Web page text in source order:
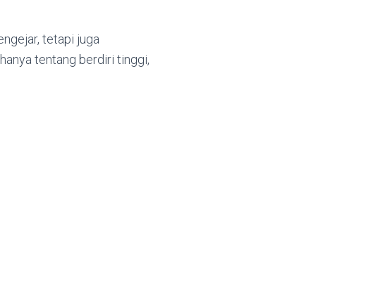
tetapi juga
tentang berdiri tinggi,